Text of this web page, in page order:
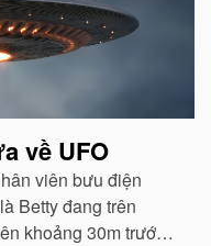
về UFO
viên bưu điện
Betty đang trên
khoảng 30m trước